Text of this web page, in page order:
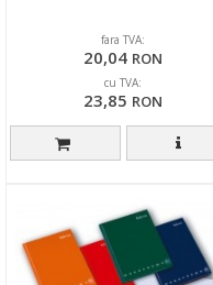
fara TVA:
20,04 RON
cu TVA:
23,85 RON